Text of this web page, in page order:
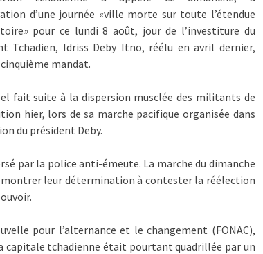
d’une journée «ville morte sur toute l’étendue
pour ce lundi 8 août, jour de l’investiture du
Tchadien, Idriss Deby Itno, réélu en avril dernier,
mandat.
fait suite à la dispersion musclée des militants de
hier, lors de sa marche pacifique organisée dans
du président Deby.
par la police anti-émeute. La marche du dimanche
leur détermination à contester la réélection
pour l’alternance et le changement (FONAC),
capitale tchadienne était pourtant quadrillée par un